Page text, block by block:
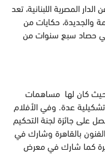
صدر لها رواية في فمي لؤلؤة عام 2016 عن الدار المصرية اللبنانية، تعد
والجديدة، حكايات من
حصاد سبع سنوات من
حيث كان لها مساهمات
عدة. وفي الأفلام
على جائزة لجنة التحكيم
بالقاهرة وشارك في
كما شارك في معرض